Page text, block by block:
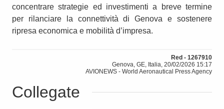
concentrare strategie ed investimenti a breve termine
per rilanciare la connettività di Genova e sostenere
ripresa economica e mobilità d’impresa.
Red - 1267910
Genova, GE, Italia, 20/02/2026 15:17
AVIONEWS - World Aeronautical Press Agency
Collegate